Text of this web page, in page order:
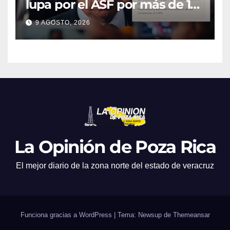
lupa por el ASF por más de 10
MDP
9 AGOSTO, 2026
La Opinión de Poza Rica
El mejor diario de la zona norte del estado de veracruz
Funciona gracias a WordPress Tema: Newsup de Themeansar